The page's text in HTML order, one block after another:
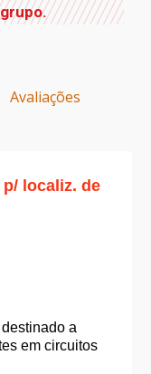
Avaliações
localiz. de
a
em circuitos